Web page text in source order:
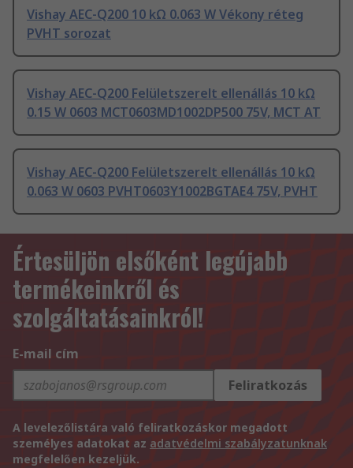
Vishay AEC-Q200 10 kΩ 0.063 W Vékony réteg
PVHT sorozat
Vishay AEC-Q200 Felületszerelt ellenállás 10 kΩ
0.15 W 0603 MCT0603MD1002DP500 75V, MCT AT
Vishay AEC-Q200 Felületszerelt ellenállás 10 kΩ
0.063 W 0603 PVHT0603Y1002BGTAE4 75V, PVHT
Értesüljön elsőként legújabb
termékeinkről és
szolgáltatásainkról!
E-mail cím
Feliratkozás
A levelezőlistára való feliratkozáskor megadott
személyes adatokat az adatvédelmi szabályzatunknak
megfelelően kezeljük.